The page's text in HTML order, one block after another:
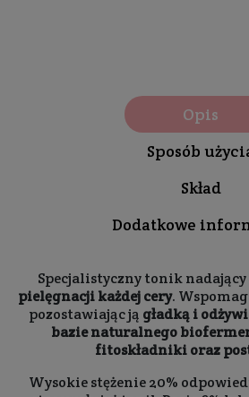
Opis
Sposób
Skład
Dodatkowe
Specjalistyczny tonik nadający
pielęgnacji każdej cery.
pozostawiając ją gładką i
bazie naturalnego
fitoskładniki oraz
Wysokie stężenie 20%